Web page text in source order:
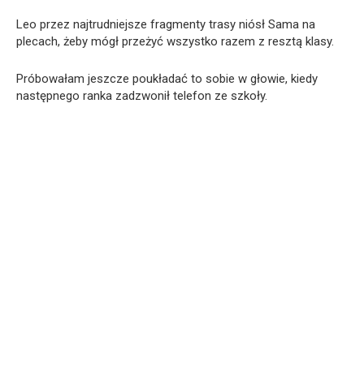
Leo przez najtrudniejsze fragmenty trasy niósł Sama na
plecach, żeby mógł przeżyć wszystko razem z resztą klasy.
Próbowałam jeszcze poukładać to sobie w głowie, kiedy
następnego ranka zadzwonił telefon ze szkoły.